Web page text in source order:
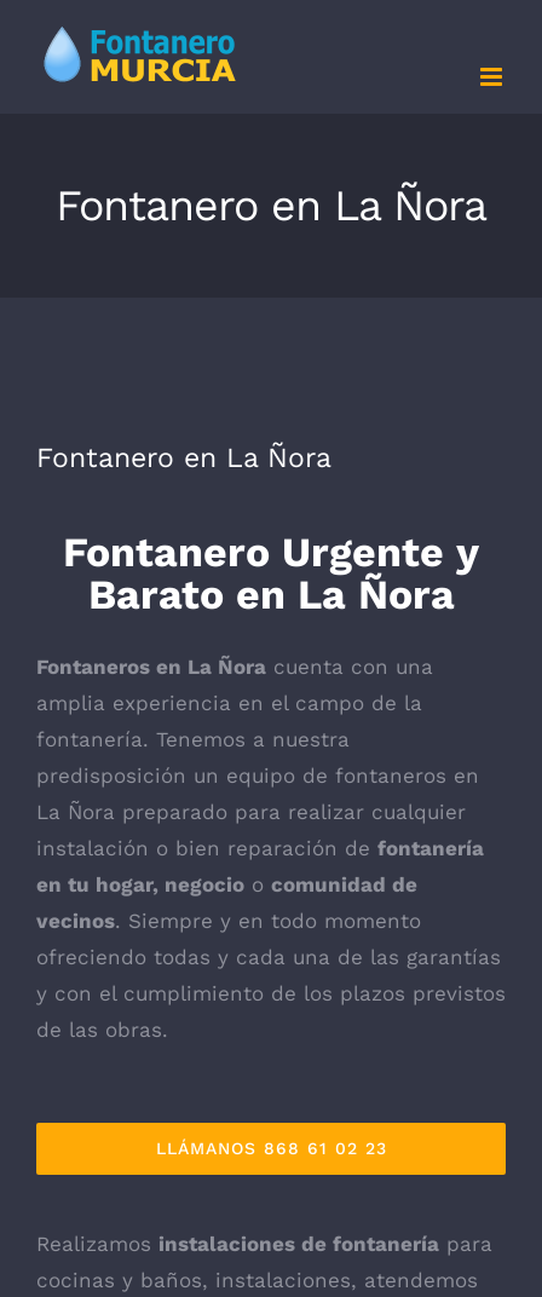
contenido
Fontanero en La Ñora
Fontanero en La Ñora
Fontanero Urgente y
Barato en La Ñora
Fontaneros en La Ñora cuenta con una
amplia experiencia en el campo de la
fontanería. Tenemos a nuestra
predisposición un equipo de fontaneros en
La Ñora preparado para realizar cualquier
instalación o bien reparación de fontanería
en tu hogar, negocio o comunidad de
vecinos. Siempre y en todo momento
ofreciendo todas y cada una de las garantías
y con el cumplimiento de los plazos previstos
de las obras.
LLÁMANOS 868 61 02 23
Realizamos instalaciones de fontanería para
cocinas y baños, instalaciones, atendemos